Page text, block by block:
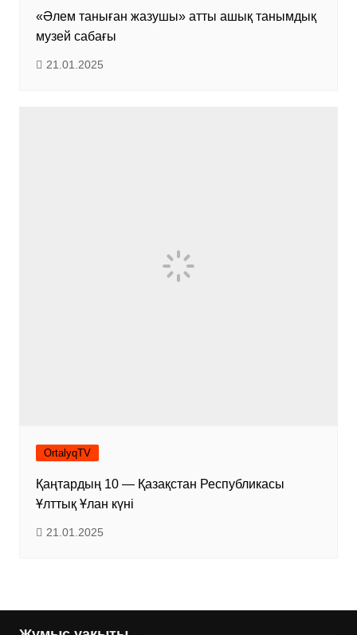
«Әлем таныған жазушы» атты ашық танымдық
музей сабағы
21.01.2025
OrtalyqTV
Қаңтардың 10 — Қазақстан Республикасы
Ұлттық Ұлан күні
21.01.2025